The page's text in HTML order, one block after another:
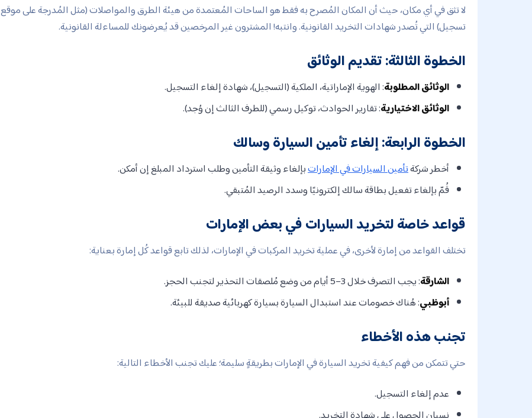
لا تثق في أي مكان، حيث أن المكان المُصرح به فقط هو الساحات المُعتمدة من هيئة الطرق والمواصلات (مثل المُدرجة على موقع
تسجيل) التي تُصدر شهادات التخريد القانونية. وانتبه! المشترون غير المرخصين قد يُعرضونك للمساءلة القانونية.
الخطوة الثالثة: تقديم الوثائق
الوثائق المطلوبة: الهوية الإماراتية، الملكية (التسجيل)، شهادة إلغاء التسجيل.
الوثائق الاختيارية: تقارير الحوادث، توكيل رسمي (للطرف الثالث إن وُجد).
الخطوة الرابعة: إلغاء تأمين السيارة وسالك
أخطر شركةتأمين السيارات في الإماراتبإلغاء وثيقة التأمين وطلب استرداد المبلغ إن أمكن.
قُمّ بإلغاء تفعيل بطاقة سالك إلكترونيًا وسدد الرصيد المُتبقي.
قواعد خاصة لتخريد السيارات في بعض الإمارات
تختلف القواعد من إمارة لأخرى، في عملية تخريد المركبات في الإمارات، لذلك تابع قواعد كُل إمارة بعناية:
الشارقة: يجب التصرف خلال 3–5 أيام من وضع مُلصقات التحذير لتجنب الحجز.
أبوظبي: هُناك خصومات عند استبدال السيارة بسيارة كهربائية صديقة للبيئة.
تجنب هذه الأخطاء
حتي تتمكن من فهم كيفية تخريد السيارة في الإمارات بطريقةٍ سليمة؛ عليك تجنب الأخطاء التالية:
عدم إلغاء التسجيل.